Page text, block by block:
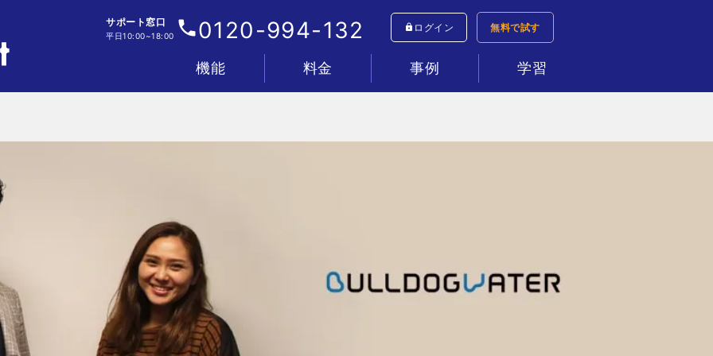
サポート窓口
平日10:00~18:00 0120-994-132 ログイン 無料で試す
機能
電話
IVR・着信フロー
顧客管理
分析
AI
連携
管理・セキュリティ
料金
プラン&料金表
お支払い&料金シミュレーター
事例
すべて
コールセンター
インサイドセールス
テレワーク
新規事業
ネットショップ
学習
資料請求
マニュアル動画
ヘルプセンター